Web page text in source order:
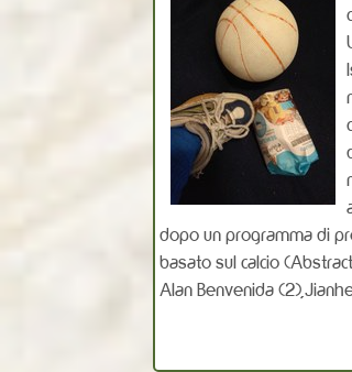
dopo un programma di
basato sul calcio
Alan Benvenida